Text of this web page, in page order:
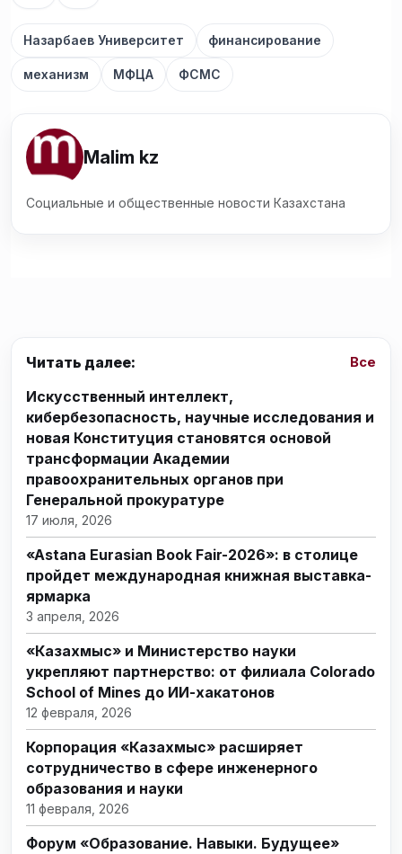
Назарбаев Университет финансирование
механизм МФЦА ФСМС
Malim kz
Социальные и общественные новости Казахстана
Читать далее: Все
Искусственный интеллект,
кибербезопасность, научные исследования и
новая Конституция становятся основой
трансформации Академии
правоохранительных органов при
Генеральной прокуратуре
17 июля, 2026
«Astana Eurasian Book Fair-2026»: в столице
пройдет международная книжная выставка-
ярмарка
3 апреля, 2026
«Казахмыс» и Министерство науки
укрепляют партнерство: от филиала Colorado
School of Mines до ИИ-хакатонов
12 февраля, 2026
Корпорация «Казахмыс» расширяет
сотрудничество в сфере инженерного
образования и науки
11 февраля, 2026
Форум «Образование. Навыки. Будущее»